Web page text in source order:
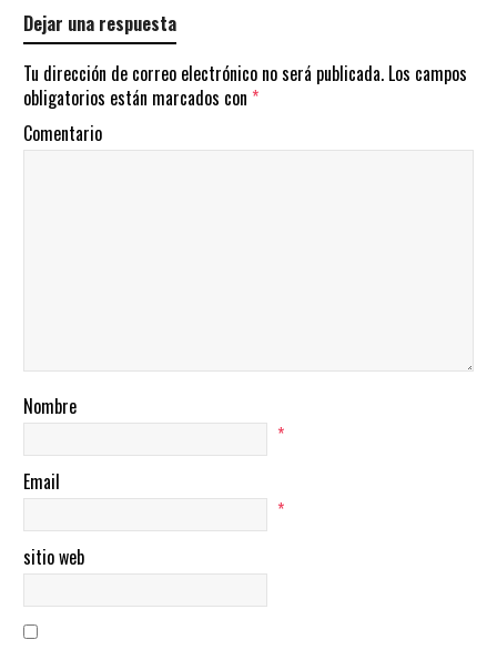
Dejar una respuesta
Tu dirección de correo electrónico no será publicada. Los campos
obligatorios están marcados con *
Comentario
Nombre
*
Email
*
sitio web